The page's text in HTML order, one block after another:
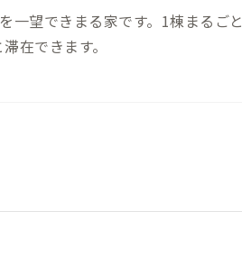
一望できまる家です。1棟まるごと
在できます。